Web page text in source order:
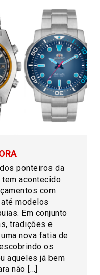
ponteiros da
acontecido
com
modelos
Em conjunto
tradições e
nova fatia de
os
aqueles já bem
não […]